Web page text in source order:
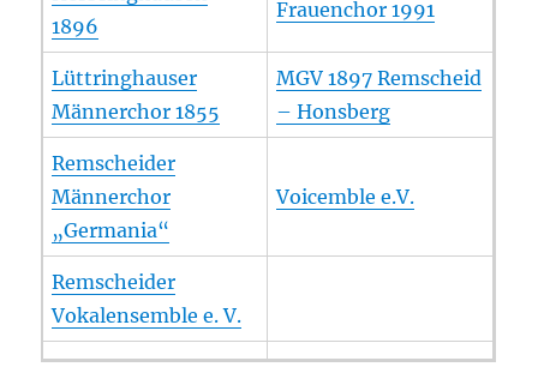
1896
Frauenchor 1991
Lüttringhauser
Männerchor 1855
MGV 1897 Remscheid
– Honsberg
Remscheider
Männerchor
„Germania“
Voicemble e.V.
Remscheider
Vokalensemble e. V.